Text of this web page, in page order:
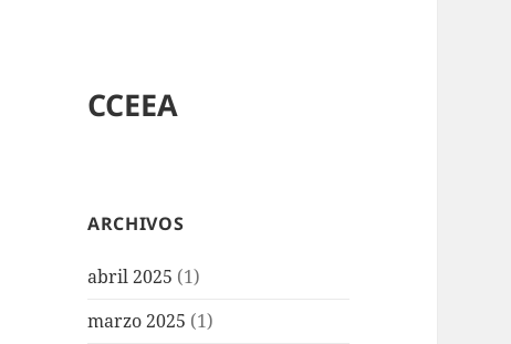
CCEEA
ARCHIVOS
abril 2025 (1)
marzo 2025 (1)